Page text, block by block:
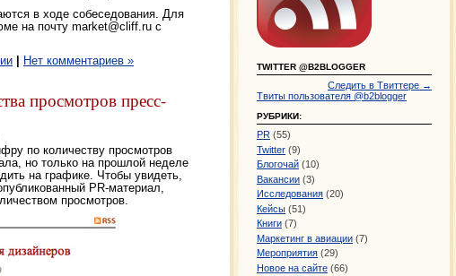
в ходе собеседования. Для
на почту market@cliff.ru с
| Нет комментариев »
просмотров пресс-
по количеству просмотров
но только на прошлой неделе
на графике. Чтобы увидеть,
PR-материал,
просмотров.
TWITTER @B2BLOGGER
Следить в Твиттере →
Твиты пользователя @b2blogger
РУБРИКИ:
PR (55)
Twitter (9)
Блогочай (10)
Вакансии (3)
Исследования (20)
Кейсы (51)
Книги (7)
Маркетинг в авиации (7)
Мероприятия (29)
Новое на сайте (66)